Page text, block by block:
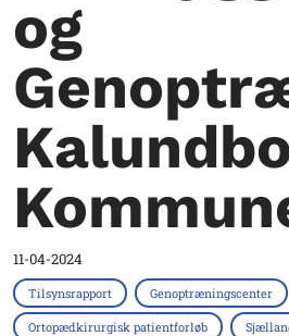
og
11-04-2024
Tilsynsrapport Genoptræningscenter
Ortopædkirurgisk patientforløb